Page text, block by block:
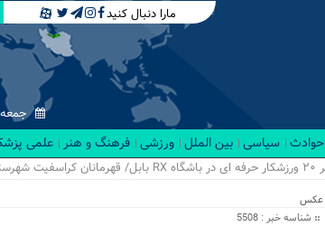
مارا دنبال کنید
جمعه ۱۶ مرداد ۱۴۰۵-
حوادث سیاسی بین الملل ورزشی فرهنگ و هنر علمی
عکس
شناسه خبر : 5508